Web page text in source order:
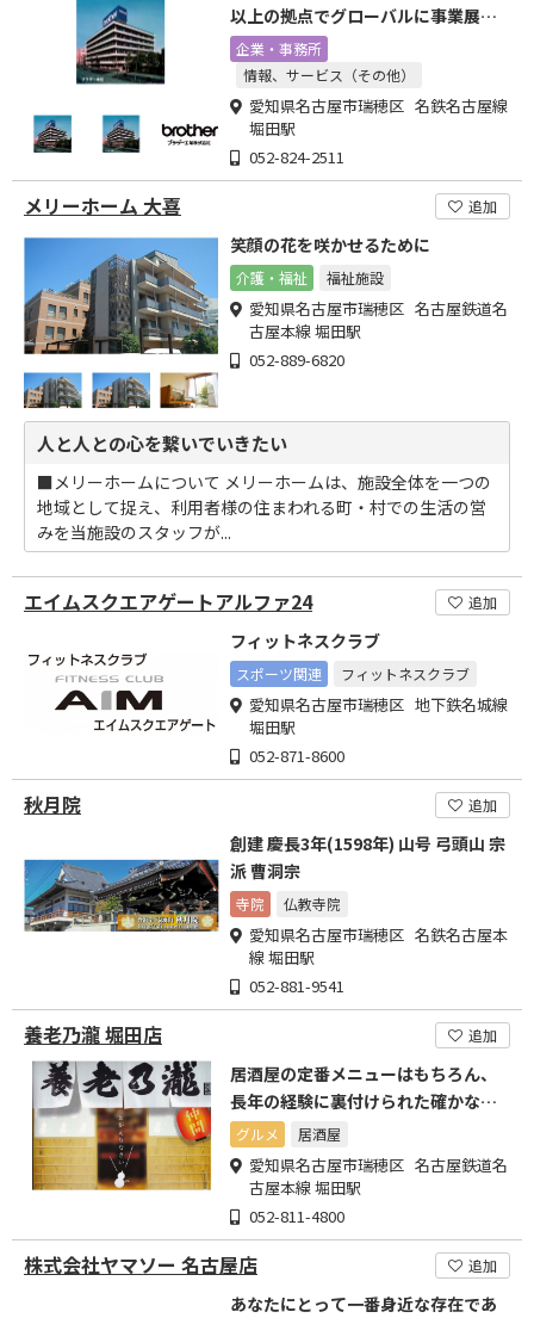
以上の拠点でグローバルに事業展開
するブラザーグループ
企業・事務所
情報、サービス（その他）
愛知県名古屋市瑞穂区 名鉄名古屋線
堀田駅
052-824-2511
メリーホーム 大喜 追加
笑顔の花を咲かせるために
介護・福祉 福祉施設
愛知県名古屋市瑞穂区 名古屋鉄道名
古屋本線 堀田駅
052-889-6820
人と人との心を繋いでいきたい
■メリーホームについて メリーホームは、施設全体を一つの
地域として捉え、利用者様の住まわれる町・村での生活の営
みを当施設のスタッフが...
エイムスクエアゲートアルファ24 追加
フィットネスクラブ
スポーツ関連 フィットネスクラブ
愛知県名古屋市瑞穂区 地下鉄名城線
堀田駅
052-871-8600
秋月院 追加
創建 慶長3年(1598年) 山号 弓頭山 宗
派 曹洞宗
寺院 仏教寺院
愛知県名古屋市瑞穂区 名鉄名古屋本
線 堀田駅
052-881-9541
養老乃瀧 堀田店 追加
居酒屋の定番メニューはもちろん、
長年の経験に裏付けられた確かなメ
ニューをご用意しています。
グルメ 居酒屋
愛知県名古屋市瑞穂区 名古屋鉄道名
古屋本線 堀田駅
052-811-4800
株式会社ヤマソー 名古屋店 追加
あなたにとって一番身近な存在であ